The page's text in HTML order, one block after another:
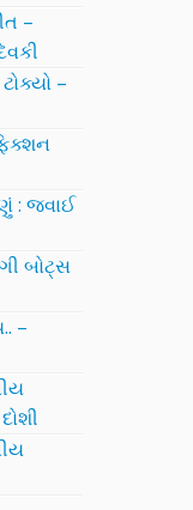
–
–
: જવાઈ
બોટ્સ
–